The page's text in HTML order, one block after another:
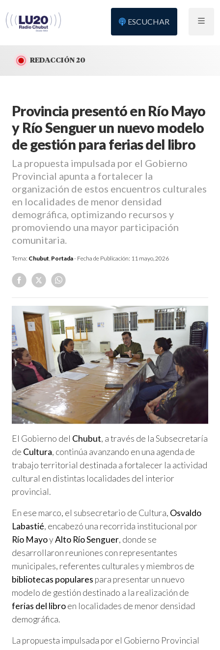
ESCUCHAR
REDACCIÓN 20
Provincia presentó en Río Mayo
y Río Senguer un nuevo modelo
de gestión para ferias del libro
La propuesta impulsada por el Gobierno
Provincial apunta a fortalecer la
organización de estos encuentros culturales
en localidades de menor densidad
demográfica, optimizando recursos y
promoviendo una mayor participación
comunitaria.
Tema: Chubut, Portada- Fecha de Publicación: 11 mayo, 2026
El Gobierno del Chubut, a través de la Subsecretaría
de Cultura, continúa avanzando en una agenda de
trabajo territorial destinada a fortalecer la actividad
cultural en distintas localidades del interior
provincial.
En ese marco, el subsecretario de Cultura, Osvaldo
Labastié, encabezó una recorrida institucional por
Río MayoyAlto Río Senguer, donde se
desarrollaron reuniones con representantes
municipales, referentes culturales y miembros de
bibliotecas populares para presentar un nuevo
modelo de gestión destinado a la realización de
ferias del libroen localidades de menor densidad
demográfica.
La propuesta impulsada por el Gobierno Provincial